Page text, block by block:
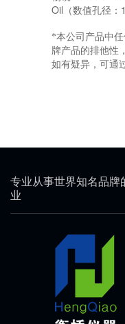
Oil（数值孔径：
*本公司产品中
牌产品的排他性
如有疑异，可通
专业从事世界知名品牌
业